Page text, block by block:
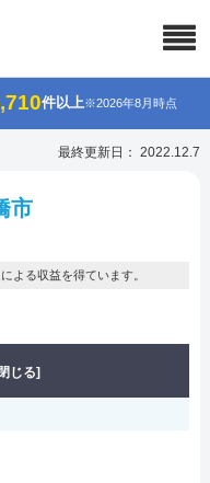
件以上※2026年8月時点
最終更新日： 2022.12.7
市
よる収益を得ています。
じる]